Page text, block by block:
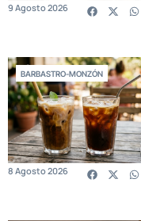
9 Agosto 2026
BARBASTRO-MONZÓN
8 Agosto 2026